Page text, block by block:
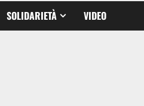
SOLIDARIETÀ VIDEO